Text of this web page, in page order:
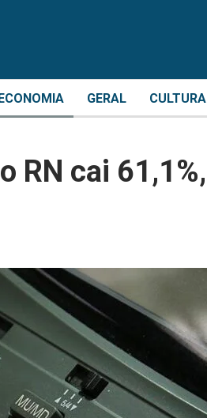
GERAL CULTURA
RN cai 61,1%,